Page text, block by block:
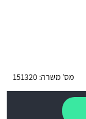
מס' משרה: 151320